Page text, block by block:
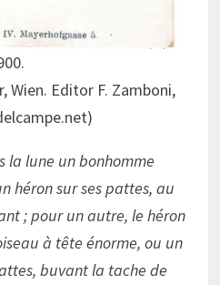
Wien. Editor F. Zamboni,
la lune un bonhomme
héron sur ses pattes, au
; pour un autre, le héron
à tête énorme, ou un
buvant la tache de